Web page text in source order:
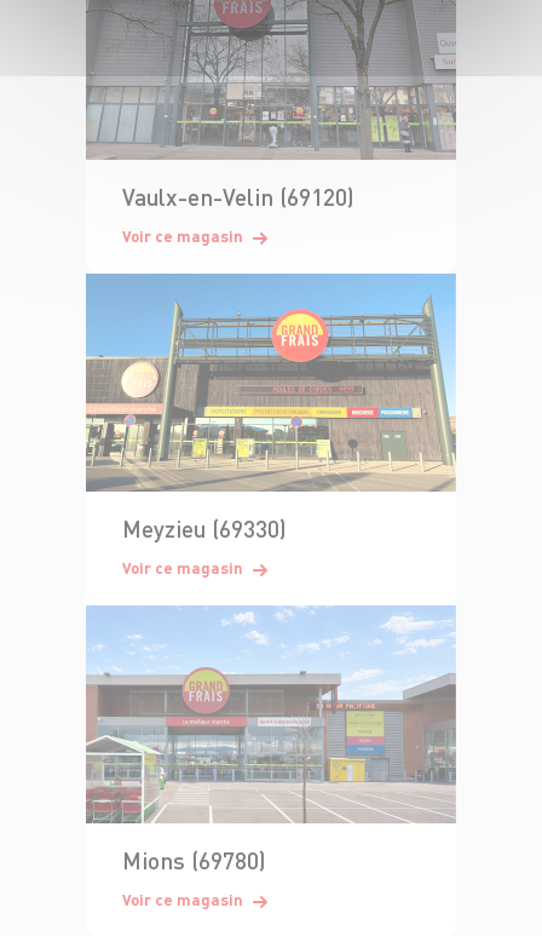
Vaulx-en-Velin (69120)
Voir ce magasin
Meyzieu (69330)
Voir ce magasin
Mions (69780)
Voir ce magasin